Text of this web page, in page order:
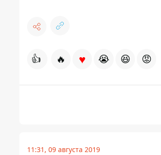
👍 🔥 ♥ 😭 😆 😡
11:31, 09 августа 2019